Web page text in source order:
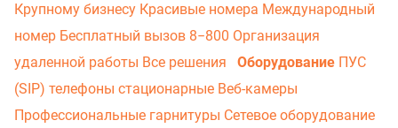
Крупному бизнесу Красивые номера Международный
номер Бесплатный вызов 8−800 Организация
удаленной работы Все решения Оборудование ПУС
(SIP) телефоны стационарные Веб-камеры
Профессиональные гарнитуры Сетевое оборудование